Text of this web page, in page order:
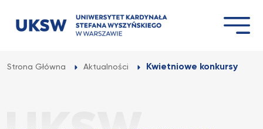
Strona Główna Aktualności Kwietniowe konkursy